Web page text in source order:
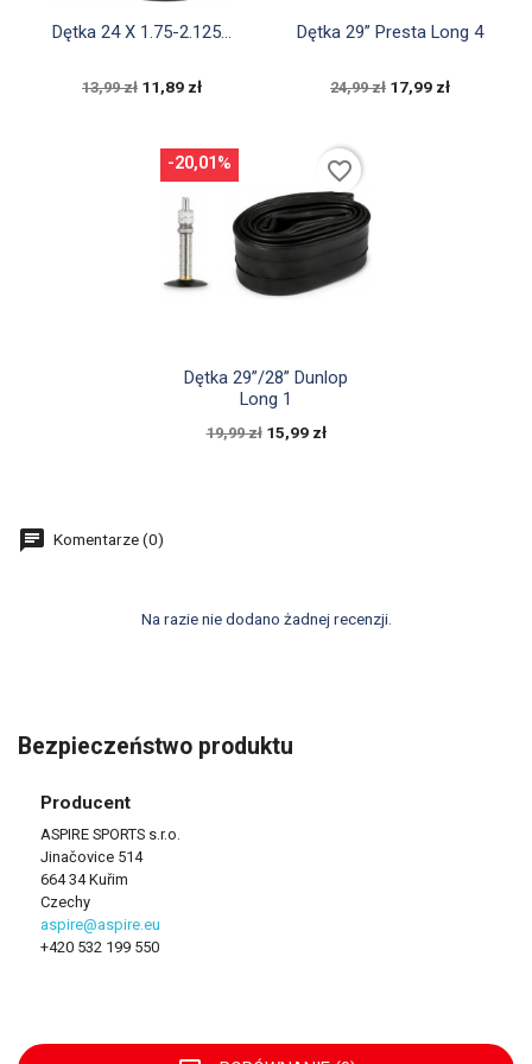
 Szybki podgląd
Dętka 24 X 1.75-2.125...
13,99 zł 11,89 zł
 Szybki podgląd
Dętka 29” Presta Long 4
24,99 zł 17,99 zł
Szybki podgląd
Dętka 29”/28” Dunlop
Long 1
19,99 zł 15,99 zł
-20,01% favorite_border
Komentarze (0)
Na razie nie dodano żadnej recenzji.
Bezpieczeństwo produktu
Producent
ASPIRE SPORTS s.r.o.
Jinačovice 514
664 34 Kuřim
Czechy
aspire@aspire.eu
+420 532 199 550